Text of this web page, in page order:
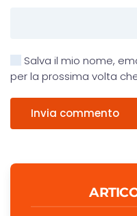
Salva il mio nome,
per la prossima volta
Invia commento